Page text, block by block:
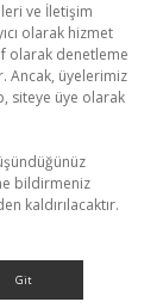
ve İletişim
olarak hizmet
olarak denetleme
Ancak, üyelerimiz
siteye üye olarak
bildirmeniz
kaldırılacaktır.